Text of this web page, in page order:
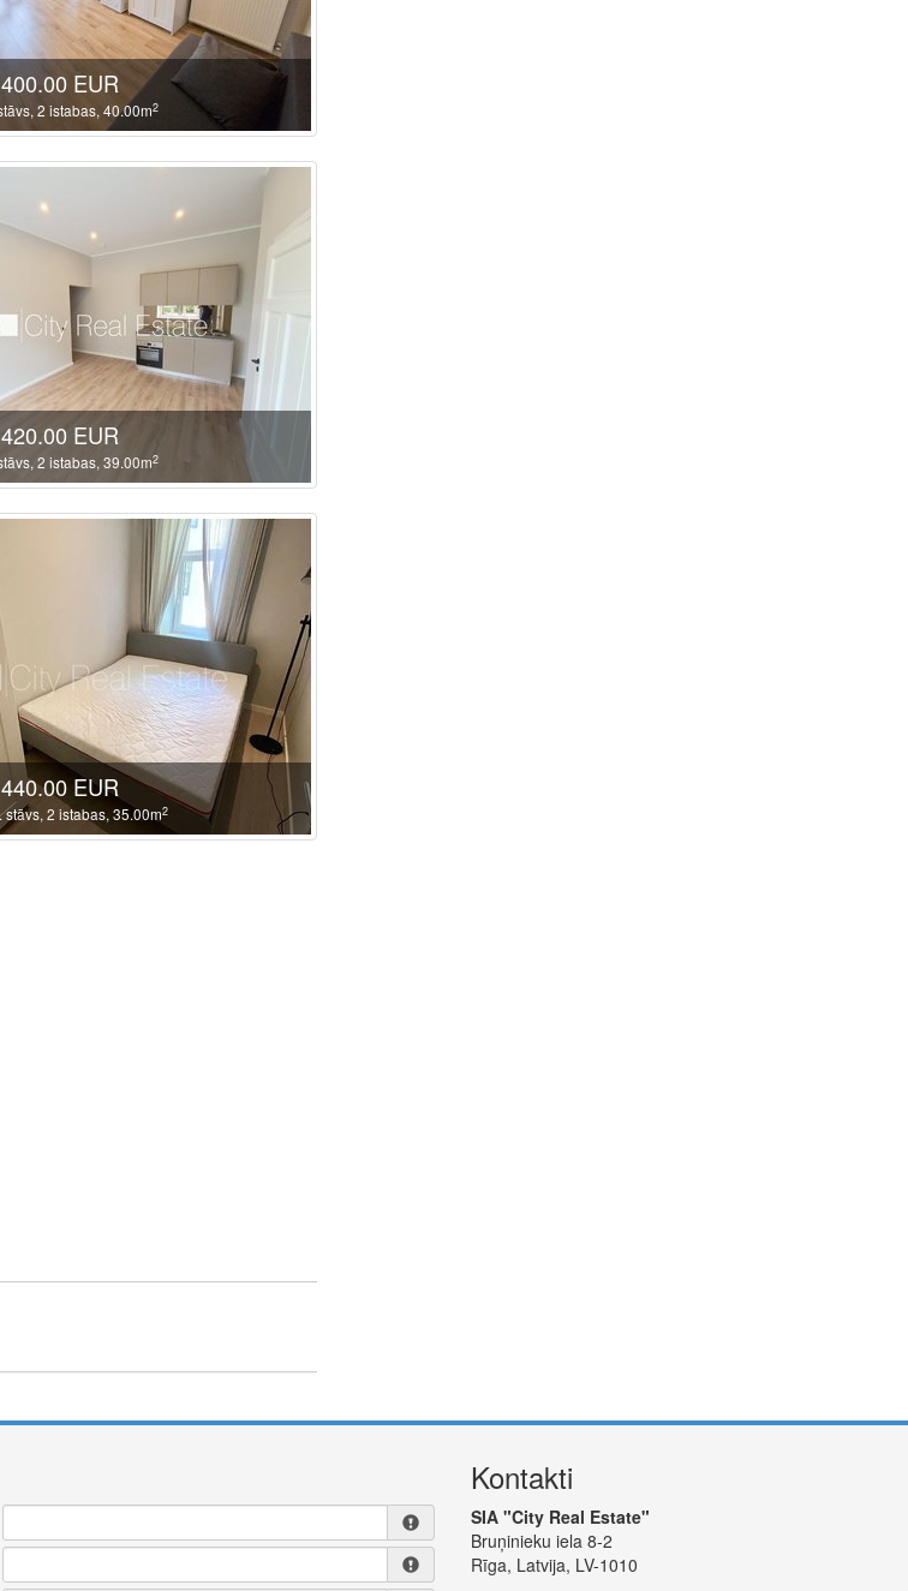
EUR
2 istabas, 40.00m2
EUR
2 istabas, 39.00m2
EUR
stāvs, 2 istabas, 35.00m2
Kontakti
SIA "City Real Estate"
Bruņinieku iela 8-2
Rīga, Latvija, LV-1010